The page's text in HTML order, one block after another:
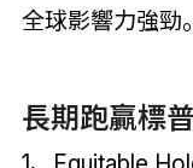
全球影響力強勁。
長期跑贏標